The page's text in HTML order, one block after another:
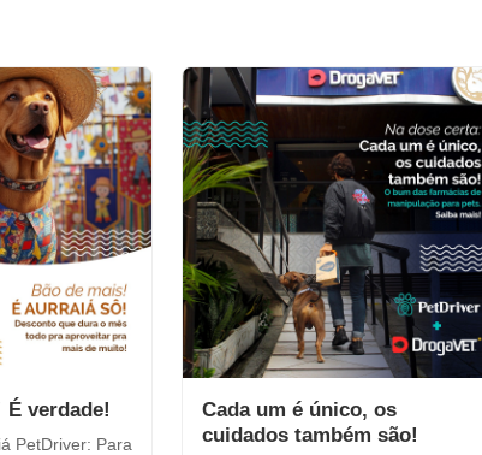
verdade!
PetDriver: Para
Cada um é único, os
cuidados também são!